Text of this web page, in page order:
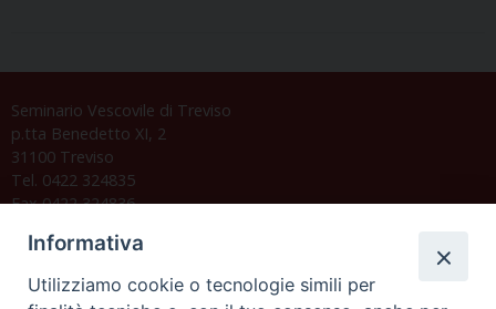
Seminario Vescovile di Treviso
p.tta Benedetto XI, 2
31100 Treviso
Tel. 0422 324835
Fax 0422 324836
C.F. 94004060268
Informativa
Utilizziamo cookie o tecnologie simili per